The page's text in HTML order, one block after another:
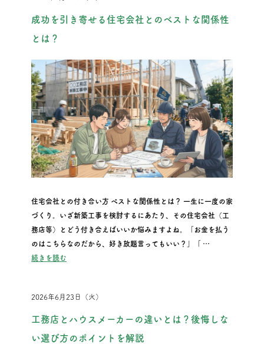
成功を引き寄せる住宅会社とのベストな関係性
とは？
住宅会社との付き合い方 ベストな関係性とは？ 一生に一度の家
づくり。いざ新築工事を検討するにあたり、その住宅会社（工
務店等）とどう付き合えばいいか悩みますよね。「お金を払う
のはこちらなのだから、好き放題言ってもいい？」「 …
続きを読む“成功を引き寄せる住宅会社とのベストな関係性とは？”
2026年6月23日（火）
工務店とハウスメーカーの違いとは？後悔しな
い選び方のポイントを解説